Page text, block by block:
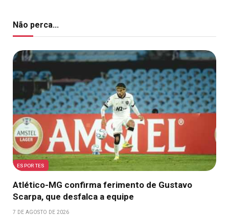
Não perca...
ESPORTES
Atlético-MG confirma ferimento de Gustavo
Scarpa, que desfalca a equipe
7 DE AGOSTO DE 2026